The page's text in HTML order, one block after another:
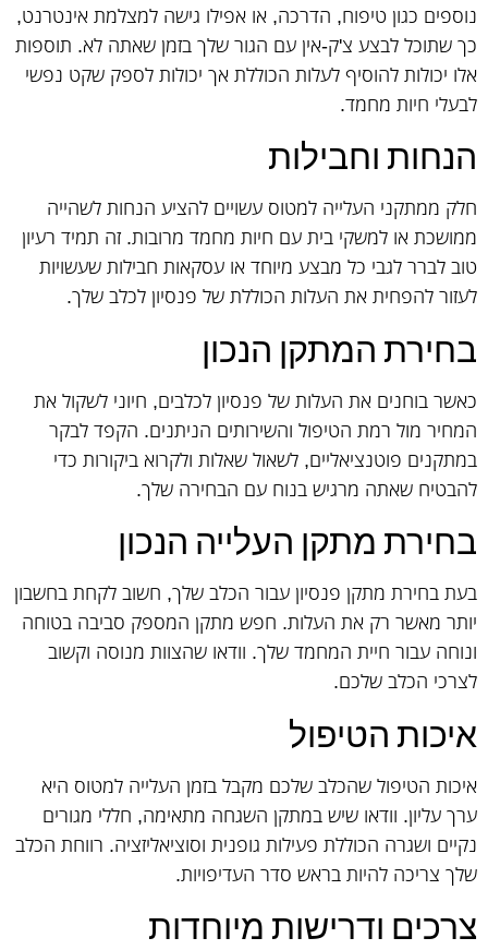
נוספים כגון טיפוח, הדרכה, או אפילו גישה למצלמת אינטרנט,
כך שתוכל לבצע צ'ק-אין עם הגור שלך בזמן שאתה לא. תוספות
אלו יכולות להוסיף לעלות הכוללת אך יכולות לספק שקט נפשי
לבעלי חיות מחמד.
הנחות וחבילות
חלק ממתקני העלייה למטוס עשויים להציע הנחות לשהייה
ממושכת או למשקי בית עם חיות מחמד מרובות. זה תמיד רעיון
טוב לברר לגבי כל מבצע מיוחד או עסקאות חבילות שעשויות
לעזור להפחית את העלות הכוללת של פנסיון לכלב שלך.
בחירת המתקן הנכון
כאשר בוחנים את העלות של פנסיון לכלבים, חיוני לשקול את
המחיר מול רמת הטיפול והשירותים הניתנים. הקפד לבקר
במתקנים פוטנציאליים, לשאול שאלות ולקרוא ביקורות כדי
להבטיח שאתה מרגיש בנוח עם הבחירה שלך.
בחירת מתקן העלייה הנכון
בעת בחירת מתקן פנסיון עבור הכלב שלך, חשוב לקחת בחשבון
יותר מאשר רק את העלות. חפש מתקן המספק סביבה בטוחה
ונוחה עבור חיית המחמד שלך. וודאו שהצוות מנוסה וקשוב
לצרכי הכלב שלכם.
איכות הטיפול
איכות הטיפול שהכלב שלכם מקבל בזמן העלייה למטוס היא
ערך עליון. וודאו שיש במתקן השגחה מתאימה, חללי מגורים
נקיים ושגרה הכוללת פעילות גופנית וסוציאליזציה. רווחת הכלב
שלך צריכה להיות בראש סדר העדיפויות.
צרכים ודרישות מיוחדות